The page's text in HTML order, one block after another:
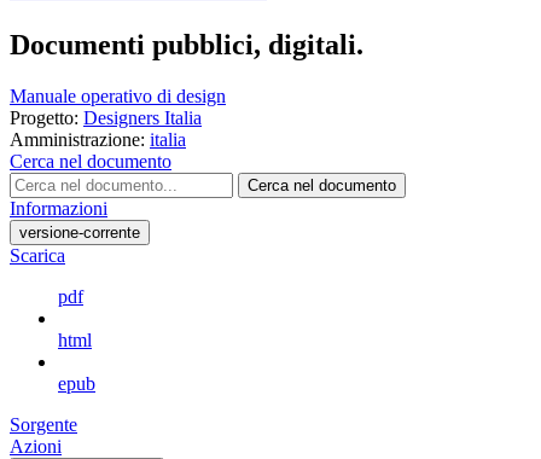
Documenti pubblici, digitali.
Manuale operativo di design
Progetto: Designers Italia
Amministrazione: italia
Cerca nel documento
Cerca nel documento
Informazioni
versione-corrente
Scarica
pdf
html
epub
Sorgente
Azioni